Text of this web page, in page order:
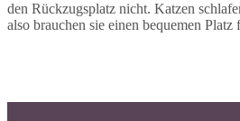
den Rückzugsplatz nicht. Katzen
also brauchen sie einen bequemen